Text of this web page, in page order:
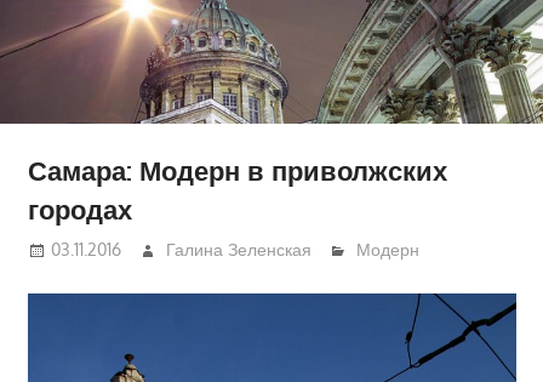
Самара: Модерн в приволжских
городах
03.11.2016 Галина Зеленская Модерн